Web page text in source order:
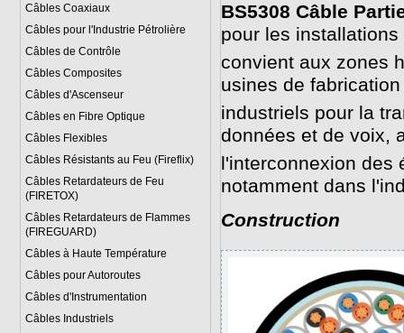
Câbles Coaxiaux
Câbles pour l'Industrie Pétrolière
Câbles de Contrôle
Câbles Composites
Câbles d'Ascenseur
Câbles en Fibre Optique
Câbles Flexibles
Câbles Résistants au Feu (Fireflix)
Câbles Retardateurs de Feu
(FIRETOX)
Câbles Retardateurs de Flammes
(FIREGUARD)
Câbles à Haute Température
Câbles pour Autoroutes
Câbles d'Instrumentation
Câbles Industriels
BS5308 Câble
pour les
convient aux zones
usines de
industriels pour la
données et de voix,
l'interconnexion des
notamment dans
Construction